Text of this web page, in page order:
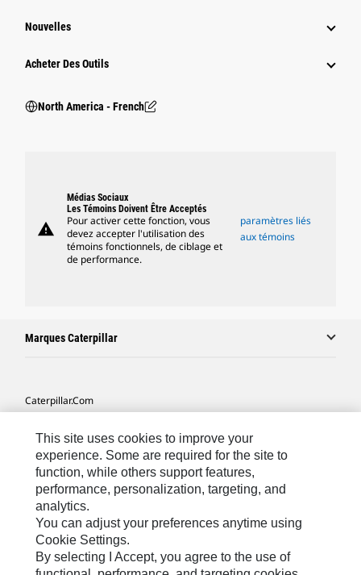
Nouvelles
Acheter Des Outils
North America - French
warning
Médias Sociaux
Les Témoins Doivent Être Acceptés
Pour activer cette fonction, vous
devez accepter l'utilisation des
témoins fonctionnels, de ciblage et
de performance.
paramètres liés
aux témoins
Marques Caterpillar
Caterpillar.com
Mes Préférences Marketing
Plan Du Site
Cookie Settings
Légales
Confidentialité
This site uses cookies to improve your
experience. Some are required for the site to
function, while others support features,
performance, personalization, targeting, and
analytics.
You can adjust your preferences anytime using
Cookie Settings.
By selecting I Accept, you agree to the use of